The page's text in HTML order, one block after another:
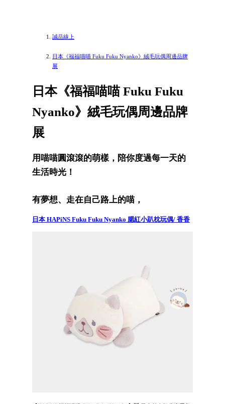
誠品線上
日本《福福喵喵 Fuku Fuku Nyanko》絨毛玩偶周邊品牌
展
日本《福福喵喵 Fuku Fuku
Nyanko》絨毛玩偶周邊品牌
展
用喵喵圓滾滾的萌樣，陪你度過每一天的
生活時光！
有夢想、走在自己路上的喵，
日本 HAPiNS Fuku Fuku Nyanko 腮紅小趴枕玩偶/ 香香